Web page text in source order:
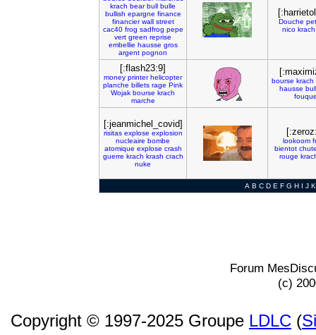
krach bear bull bulle
bullish epargne finance
financier wall street
cac40 frog sadfrog pepe
vert green reprise
embellie hausse gros
argent pognon
Douche
nico krach
[:flash23:9]
money printer helicopter
planche billets rage Pink
Wojak bourse krach
marche
bourse krach
hausse bull
[:jeanmichel_covid]
risitas explose explosion
nucleaire bombe
atomique explose crash
guerre krach krash crach
nuke
lookoom
bientot
rouge
A B C D E F G H I J K
Forum
(c)
Copyright © 1997-2025 Groupe LDLC (